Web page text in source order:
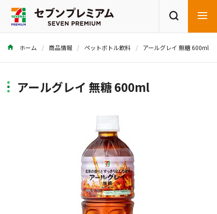
商品を探す レシピを探す
ホーム 商品情報 ペットボトル飲料 アールグレイ 無糖 600ml
アールグレイ 無糖 600ml